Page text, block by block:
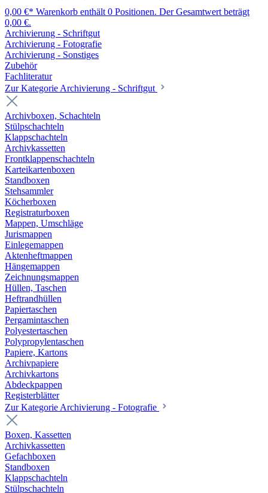
0,00 €* Warenkorb enthält 0 Positionen. Der Gesamtwert beträgt
0,00 €.
Archivierung - Schriftgut
Archivierung - Fotografie
Archivierung - Sonstiges
Zubehör
Fachliteratur
Zur Kategorie Archivierung - Schriftgut
Archivboxen, Schachteln
Stülpschachteln
Klappschachteln
Archivkassetten
Frontklappenschachteln
Karteikartenboxen
Standboxen
Stehsammler
Köcherboxen
Registraturboxen
Mappen, Umschläge
Jurismappen
Einlegemappen
Aktenheftmappen
Hängemappen
Zeichnungsmappen
Hüllen, Taschen
Heftrandhüllen
Papiertaschen
Pergamintaschen
Polyestertaschen
Polypropylentaschen
Papiere, Kartons
Archivpapiere
Archivkartons
Abdeckpappen
Registerblätter
Zur Kategorie Archivierung - Fotografie
Boxen, Kassetten
Archivkassetten
Gefachboxen
Standboxen
Klappschachteln
Stülpschachteln